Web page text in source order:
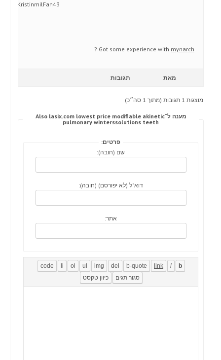
KristinmilFan43
Got some experience with mynarch
?
מאת תגובות
מוצגות 1 תגובות (מתוך 1 סה״כ)
מענה ל־Also lasix.com lowest price modifiable akinetic
pulmonary winterssolutions teeth
פרטים:
שם (חובה):
דוא"ל (לא יפורסם) (חובה):
אתר: